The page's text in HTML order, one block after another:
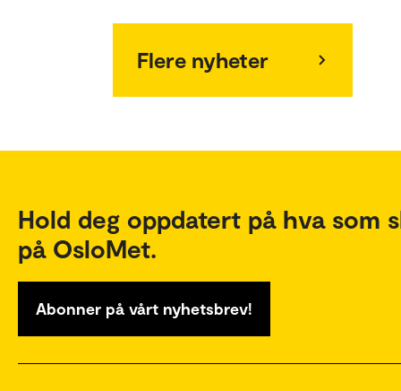
Flere nyheter
Hold deg oppdatert på hva som
på OsloMet.
Abonner på vårt nyhetsbrev!